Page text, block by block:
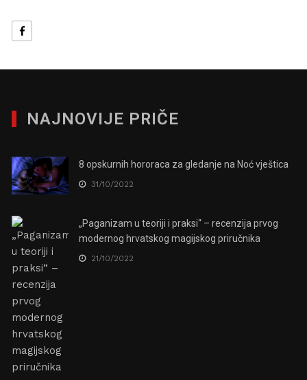
NAJNOVIJE PRIČE
8 opskurnih hororaca za gledanje na Noć vještica
31/10/2022
„Paganizam u teoriji i praksi“ – recenzija prvog
modernog hrvatskog magijskog priručnika
21/10/2022